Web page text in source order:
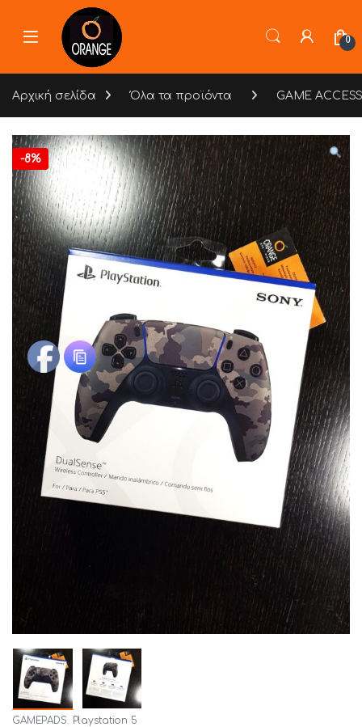
Skip to navigation
Skip to content
0
Αρχική σελίδα Όλα τα προϊόντα GAME
-8%
GAMEPADS Playstation 5